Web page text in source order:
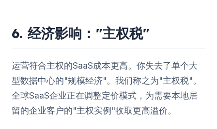
6. 经济影响："主权税"
运营符合主权的SaaS成本更高。你失去了单个大
型数据中心的"规模经济"。我们称之为"主权税"。
全球SaaS企业正在调整定价模式，为需要本地居
留的企业客户的"主权实例"收取更高溢价。